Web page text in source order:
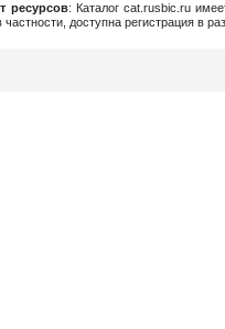
ресурсов: Каталог cat.rusbic.ru
доступна регистрация в